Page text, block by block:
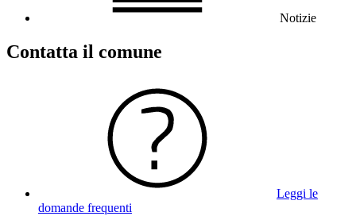
Notizie
Contatta il comune
Leggi le
domande frequenti